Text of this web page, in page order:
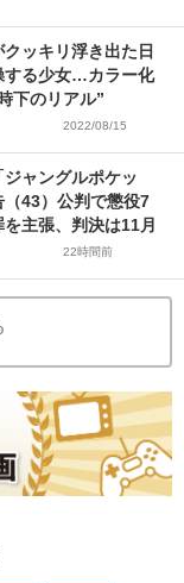
クッキリ浮き出た日
する少女…カラー化
下のリアル”
2022/08/15
ャングルポケッ
（43）公判で懲役7
主張、判決は11月
22時間前